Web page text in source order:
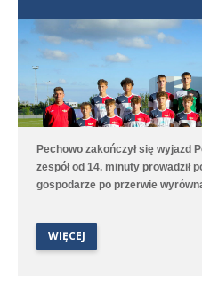
Pechowo zakończył się wyjazd
zespół od 14. minuty prowadził
gospodarze po przerwie
drużyna, która na boisku
Trans II Stare Oborzyska. Hat
Jan Marciniak.
WIĘCEJ